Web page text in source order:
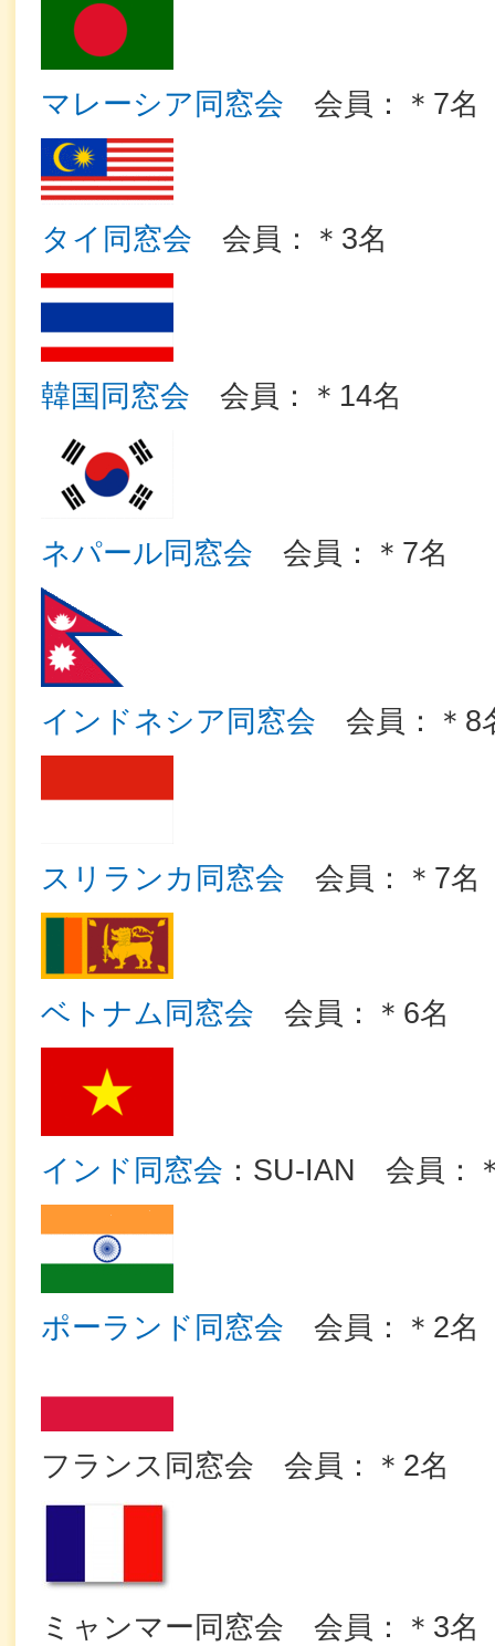
マレーシア同窓会 会員：＊7名
タイ同窓会 会員：＊3名
韓国同窓会 会員：＊14名
ネパール同窓会 会員：＊7名
インドネシア同窓会 会員：＊8
スリランカ同窓会 会員：＊7名
ベトナム同窓会 会員：＊6名
インド同窓会 ：SU-IAN 会員：
ポーランド同窓会 会員：＊2名
フランス同窓会 会員：＊2名
ミャンマー同窓会 会員：＊3名